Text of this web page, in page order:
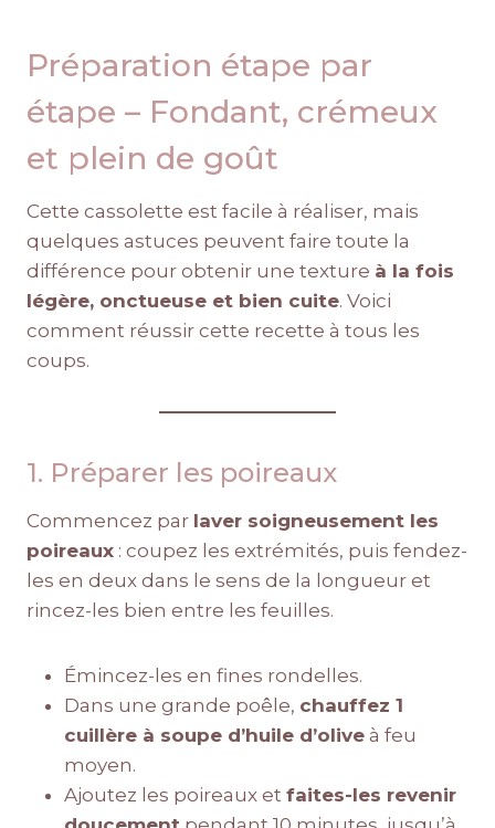
Préparation étape par
étape – Fondant, crémeux
et plein de goût
Cette cassolette est facile à réaliser, mais
quelques astuces peuvent faire toute la
différence pour obtenir une texture à la fois
légère, onctueuse et bien cuite. Voici
comment réussir cette recette à tous les
coups.
1. Préparer les poireaux
Commencez par laver soigneusement les
poireaux : coupez les extrémités, puis fendez-
les en deux dans le sens de la longueur et
rincez-les bien entre les feuilles.
Émincez-les en fines rondelles.
Dans une grande poêle, chauffez 1
cuillère à soupe d’huile d’olive à feu
moyen.
Ajoutez les poireaux et faites-les revenir